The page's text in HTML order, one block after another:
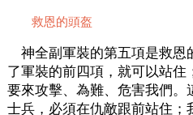
救恩的頭盔
神全副軍裝的第五項是救恩
了軍裝的前四項，就可以站
要來攻擊、為難、危害我們。
士兵，必須在仇敵跟前站住；